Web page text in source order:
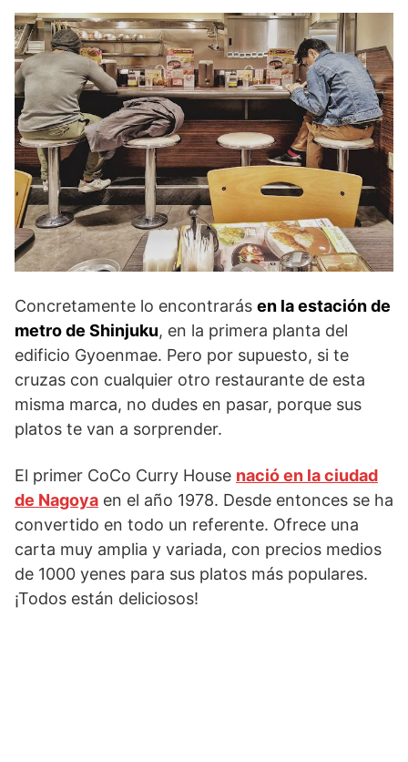
Concretamente lo encontrarás en la estación de
metro de Shinjuku, en la primera planta del
edificio Gyoenmae. Pero por supuesto, si te
cruzas con cualquier otro restaurante de esta
misma marca, no dudes en pasar, porque sus
platos te van a sorprender.
El primer CoCo Curry House nació en la ciudad
de Nagoya en el año 1978. Desde entonces se ha
convertido en todo un referente. Ofrece una
carta muy amplia y variada, con precios medios
de 1000 yenes para sus platos más populares.
¡Todos están deliciosos!